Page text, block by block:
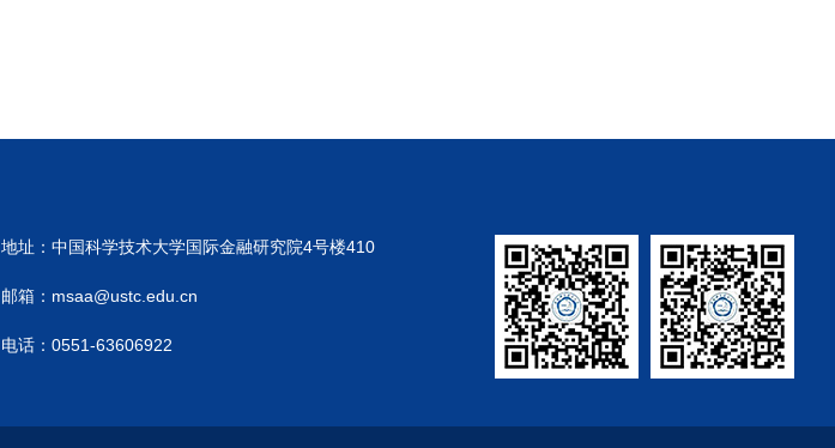
地址：中国科学技术大学国际金融研究院4号楼410
邮箱：msaa@ustc.edu.cn
电话：0551-63606922